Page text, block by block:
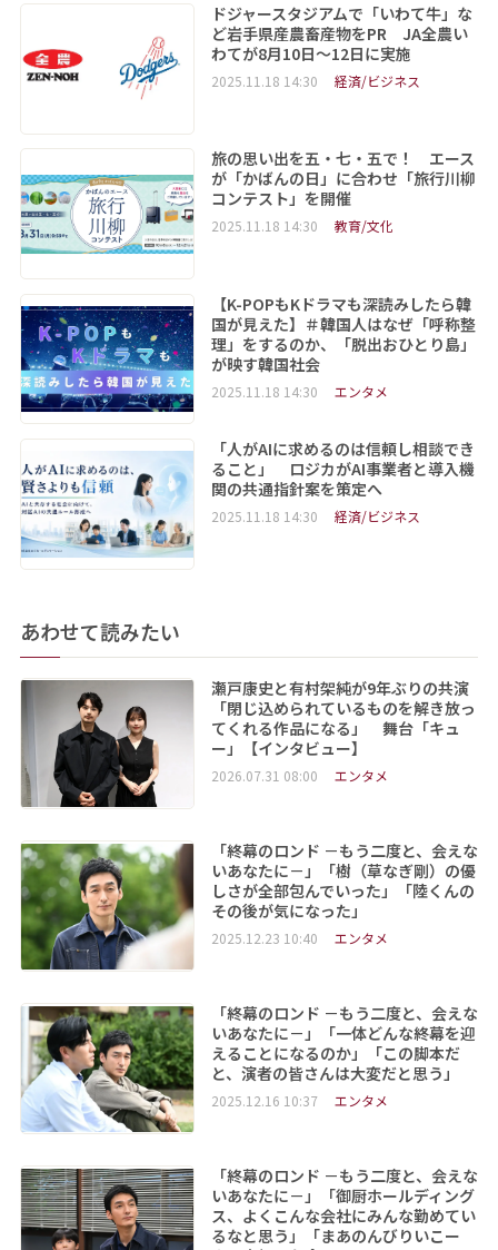
ドジャースタジアムで「いわて牛」な
ど岩手県産農畜産物をPR JA全農い
わてが8月10日～12日に実施
2025.11.18 14:30 経済/ビジネス
旅の思い出を五・七・五で！ エース
が「かばんの日」に合わせ「旅行川柳
コンテスト」を開催
2025.11.18 14:30 教育/文化
【K-POPもKドラマも深読みしたら韓
国が見えた】＃韓国人はなぜ「呼称整
理」をするのか、「脱出おひとり島」
が映す韓国社会
2025.11.18 14:30 エンタメ
「人がAIに求めるのは信頼し相談でき
ること」 ロジカがAI事業者と導入機
関の共通指針案を策定へ
2025.11.18 14:30 経済/ビジネス
あわせて読みたい
瀬戸康史と有村架純が9年ぶりの共演
「閉じ込められているものを解き放っ
てくれる作品になる」 舞台「キュ
ー」【インタビュー】
2026.07.31 08:00 エンタメ
「終幕のロンド －もう二度と、会えな
いあなたに－」「樹（草なぎ剛）の優
しさが全部包んでいった」「陸くんの
その後が気になった」
2025.12.23 10:40 エンタメ
「終幕のロンド －もう二度と、会えな
いあなたに－」「一体どんな終幕を迎
えることになるのか」「この脚本だ
と、演者の皆さんは大変だと思う」
2025.12.16 10:37 エンタメ
「終幕のロンド －もう二度と、会えな
いあなたに－」「御厨ホールディング
ス、よくこんな会社にみんな勤めてい
るなと思う」「まあのんびりいこー